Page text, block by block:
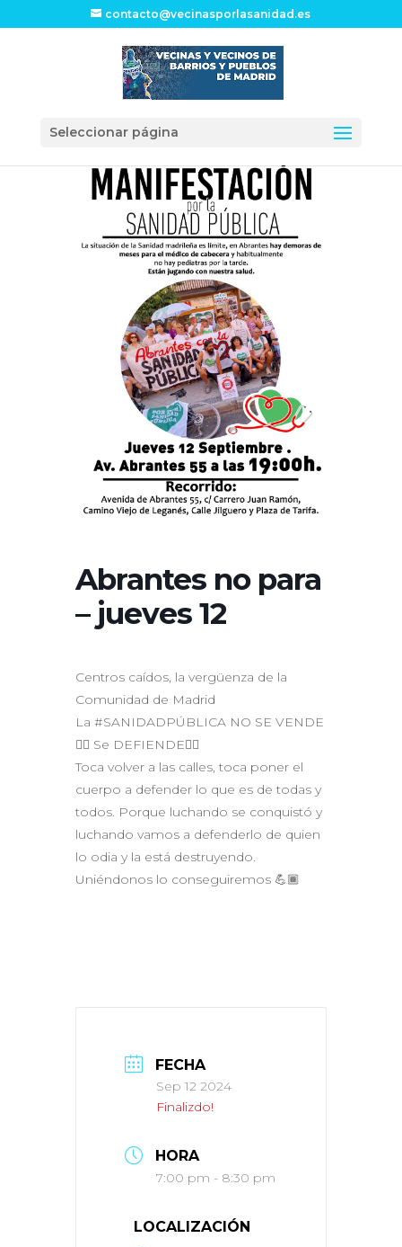
contacto@vecinasporlasanidad.es
Seleccionar página
Abrantes no para
– jueves 12
Centros caídos, la vergüenza de la
Comunidad de Madrid
La #SANIDADPÚBLICA NO SE VENDE
👉🏾 Se DEFIENDE👈🏾
Toca volver a las calles, toca poner el
cuerpo a defender lo que es de todas y
todos. Porque luchando se conquistó y
luchando vamos a defenderlo de quien
lo odia y la está destruyendo.
Uniéndonos lo conseguiremos 💪🏾
FECHA
Sep 12 2024
Finalizdo!
HORA
7:00 pm - 8:30 pm
LOCALIZACIÓN